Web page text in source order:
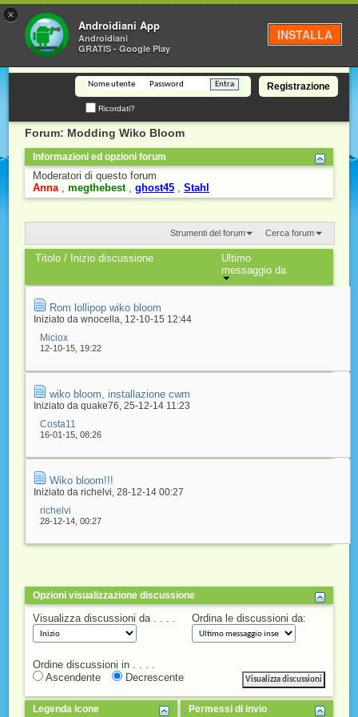
Androidiani
Registrazione
Ricordati?
Forum: Modding Wiko Bloom
Informazioni ed opzioni forum
Moderatori di questo forum
Anna
megthebest ghost45 Stahl
Strumenti del forum Cerca forum
Titolo / Inizio discussione
Ultimo
messaggio da
Rom lollipop wiko bloom
Iniziato dawnocella‎, 12-10-15 12:44
Miciox
12-10-15, 19:22
wiko bloom, installazione cwm
Iniziato daquake76‎, 25-12-14 11:23
Costa11
16-01-15, 08:26
Wiko bloom!!!
Iniziato darichelvi‎, 28-12-14 00:27
richelvi
28-12-14, 00:27
Opzioni visualizzazione discussione
Visualizza discussioni da . . . . Ordina le discussioni da:
Ordine discussioni in . . . .
Ascendente
Decrescente
Legenda icone Permessi di invio
×
Androidiani App
Androidiani
GRATIS - Google Play
INSTALLA